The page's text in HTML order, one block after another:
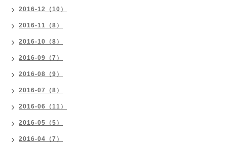
2016-12（10）
2016-11（8）
2016-10（8）
2016-09（7）
2016-08（9）
2016-07（8）
2016-06（11）
2016-05（5）
2016-04（7）